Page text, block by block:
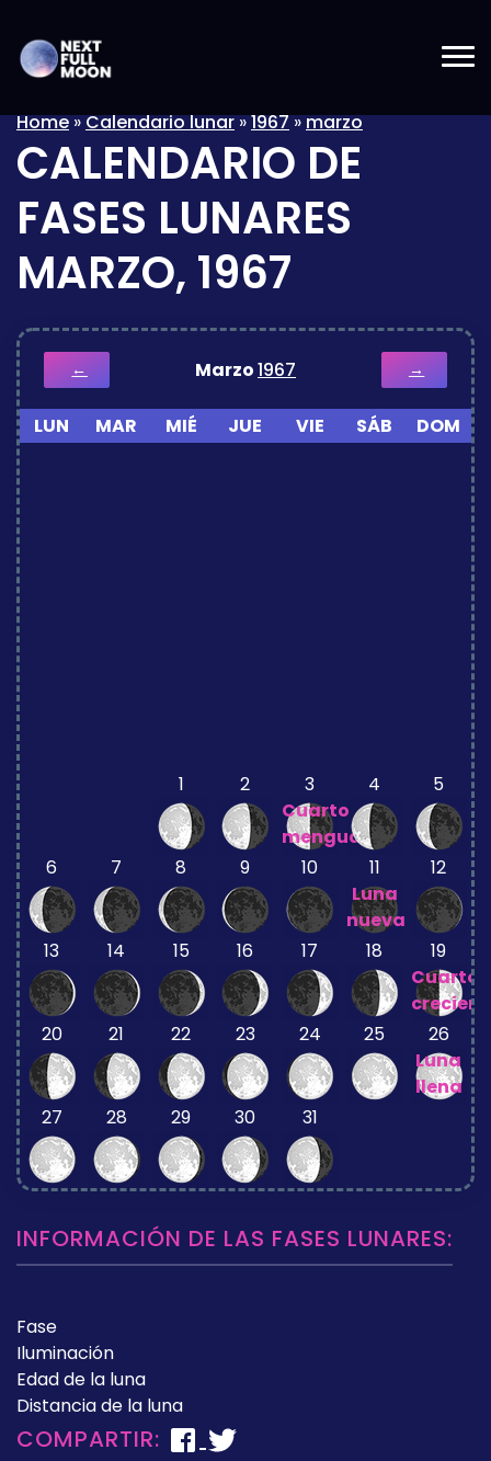
Home»Calendario lunar»1967»marzo
CALENDARIO DE
FASES LUNARES
MARZO, 1967
← Marzo1967 →
LUN MAR MIÉ JUE VIE SÁB DOM
1 2
3
Cuarto
menguante
4 5
6 7 8 9 10
11
Luna
nueva
12
13 14 15 16 17 18
19
Cuarto
20
21 22 23 24 25
26
Luna
llena
27
28 29 30 31
INFORMACIÓN DE LAS FASES LUNARES:
Fase
Iluminación
Edad de la luna
Distancia de la luna
COMPARTIR: